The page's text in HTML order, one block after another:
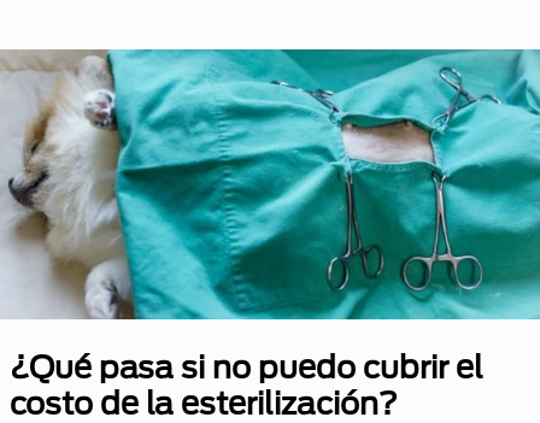
¿Qué pasa si no puedo cubrir el
costo de la esterilización?